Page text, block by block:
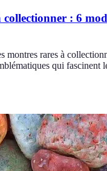
: 6
montres rares à
qui fascinent